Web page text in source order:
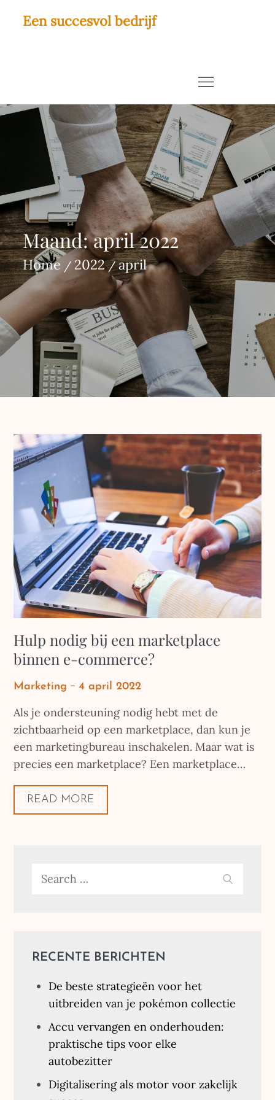
Een succesvol bedrijf
Maand:april 2022
Home 2022 april
Hulp nodig bij een marketplace
binnen e-commerce?
Marketing
Posted
4 april 2022
Als je ondersteuning nodig hebt met de
zichtbaarheid op een marketplace, dan kun je
een marketingbureau inschakelen. Maar wat is
precies een marketplace? Een marketplace…
READ MORE
for:
RECENTE BERICHTEN
De beste strategieën voor het
uitbreiden van je pokémon collectie
Accu vervangen en onderhouden:
praktische tips voor elke
autobezitter
Digitalisering als motor voor zakelijk